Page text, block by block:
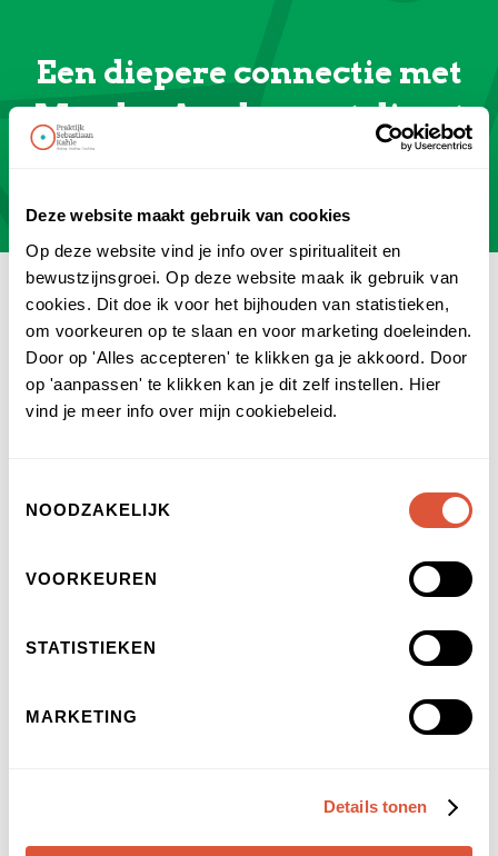
Deze website maakt gebruik van cookies
Op deze website vind je info over spiritualiteit en
bewustzijnsgroei. Op deze website maak ik gebruik van
cookies. Dit doe ik voor het bijhouden van statistieken,
om voorkeuren op te slaan en voor marketing doeleinden.
Door op 'Alles accepteren' te klikken ga je akkoord. Door
op 'aanpassen' te klikken kan je dit zelf instellen. Hier
vind je meer info over mijn cookiebeleid.
NOODZAKELIJK
VOORKEUREN
STATISTIEKEN
MARKETING
Details tonen
Een diepere connectie met
Moeder Aarde zorgt direct
voor minder stress
Voor wie is deze healing
bedoeld?
naar rust en kalmte in je hoofd. Ideaal voor mensen
die veel stress ervaren en er lastig vanaf komen.
Het gaat je helpen om je te ontspannen en je geest
te kalmeren.Deze meditatie kan je helpen om
beter te verbinden met Moeder Aarde en minder
gestrest en meer gefocust te zijn in het dagelijks
Je ontwikkelt een gevoel van oervertrouwen en
geschikt voor mensen van alle niveaus.